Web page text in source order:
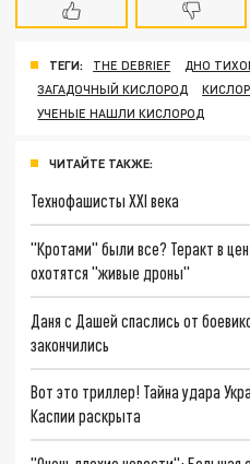
ТЕГИ: THE DEBRIEF
ДНО
ЗАГАДОЧНЫЙ КИСЛОРОД
УЧЕНЫЕ НАШЛИ КИСЛОРОД
ЧИТАЙТЕ ТАКЖЕ:
Технофашисты XXI века
"Кротами" были все? Теракт в
охотятся "живые дроны"
Даня с Дашей спаслись от
закончились
Вот это триллер! Тайна удара
Каспии раскрыта